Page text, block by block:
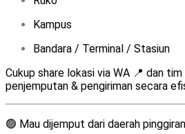
Kampus
Bandara / Terminal / Stasiun
Cukup share lokasi via WA 📍 dan
penjemputan & pengiriman secara
🟢 Mau dijemput dari daerah